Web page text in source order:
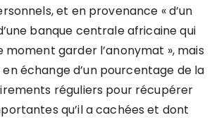
et en provenance « d’un
banque centrale africaine qui
garder l’anonymat », mais
échange d’un pourcentage de la
réguliers pour récupérer
qu’il a cachées et dont